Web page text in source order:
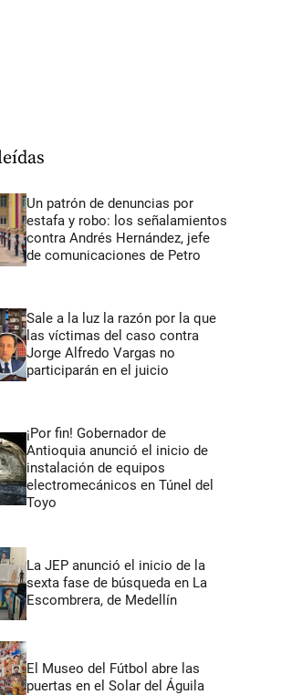
Un patrón de denuncias por
estafa y robo: los señalamientos
contra Andrés Hernández, jefe
de comunicaciones de Petro
Sale a la luz la razón por la que
las víctimas del caso contra
Jorge Alfredo Vargas no
participarán en el juicio
¡Por fin! Gobernador de
Antioquia anunció el inicio de
instalación de equipos
electromecánicos en Túnel del
Toyo
La JEP anunció el inicio de la
sexta fase de búsqueda en La
Escombrera, de Medellín
El Museo del Fútbol abre las
puertas en el Solar del Águila